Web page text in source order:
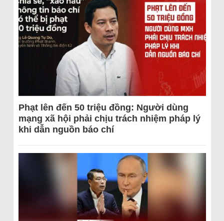
Phạt lên đến 50 triệu đồng: Người dùng
mạng xã hội phải chịu trách nhiệm pháp lý
khi dẫn nguồn báo chí